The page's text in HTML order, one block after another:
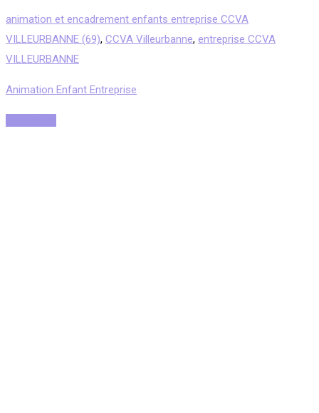
animation et encadrement enfants entreprise CCVA
VILLEURBANNE (69), CCVA Villeurbanne, entreprise CCVA
VILLEURBANNE
Animation Enfant Entreprise